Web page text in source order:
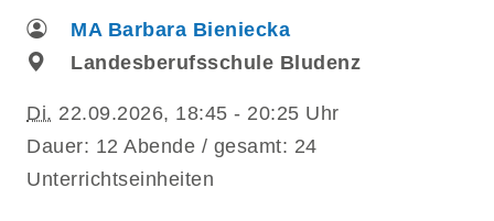
MA Barbara Bieniecka
Landesberufsschule Bludenz
Di. 22.09.2026, 18:45 - 20:25 Uhr
Dauer: 12 Abende / gesamt: 24
Unterrichtseinheiten